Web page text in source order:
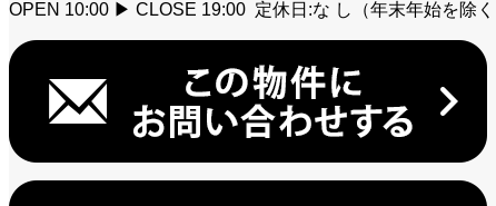
OPEN 10:00 ▶ CLOSE 19:00 定休日:な し（年末年始を除く